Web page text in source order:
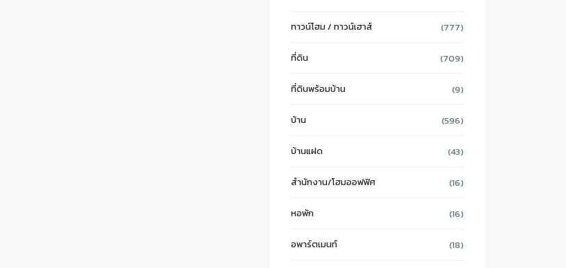
ทาวน์โฮม / ทาวน์เฮาส์ (777)
ที่ดิน (709)
ที่ดินพร้อมบ้าน (9)
บ้าน (596)
บ้านแฝด (43)
สำนักงาน/โฮมออฟฟิศ (16)
หอพัก (16)
อพาร์ตเมนท์ (18)